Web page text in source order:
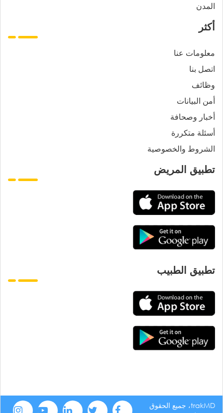
المدن
أكثر
معلومات عنا
اتصل بنا
وظائف
أمن البيانات
أخبار وصحافة
أسئلة متكررة
الشروط والخصوصية
تطبيق المريض
تطبيق الطبيب
trakMD، جميع الحقوق